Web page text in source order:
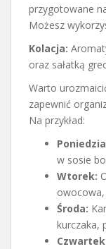
przygotowane
Możesz
Kolacja:
oraz sałatką
Warto
zapewnić
Na przykład:
w sosie
Wtorek:
owocowa,
Środa:
kurczaka,